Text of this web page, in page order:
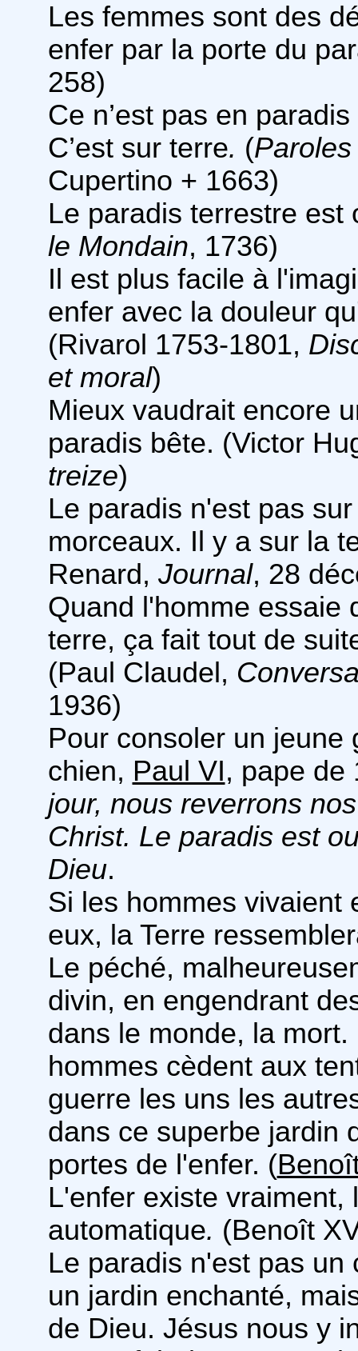
Les femmes sont des
enfer par la porte du
258)
Ce n’est pas en
C’est sur terre. (
Cupertino + 1663)
Le paradis terrestre
le Mondain, 1736)
Il est plus facile à
enfer avec la douleur
(Rivarol 1753-1801,
et moral)
Mieux vaudrait encore
paradis bête. (Victor
treize)
Le paradis n'est pas
morceaux. Il y a sur la
Renard, Journal, 28
Quand l'homme essaie
terre, ça fait tout de
(Paul Claudel,
1936)
Pour consoler un jeune
chien, Paul VI, pape de
jour, nous reverrons
Christ. Le paradis est
Dieu.
Si les hommes vivaient
eux, la Terre
Le péché,
divin, en engendrant
dans le monde, la
hommes cèdent aux
guerre les uns les
dans ce superbe jardin
portes de l'enfer. (
L'enfer existe vraiment,
automatique. (Benoît
Le paradis n'est pas
un jardin enchanté,
de Dieu. Jésus nous y